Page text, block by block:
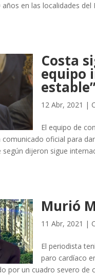
en las localidades
Costa
equipo
12 Abr, 2021 |
El equipo de
oficial para
según dijeron sigue
Murió
11 Abr, 2021 |
El periodista
paro cardíaco
por un cuadro severo de